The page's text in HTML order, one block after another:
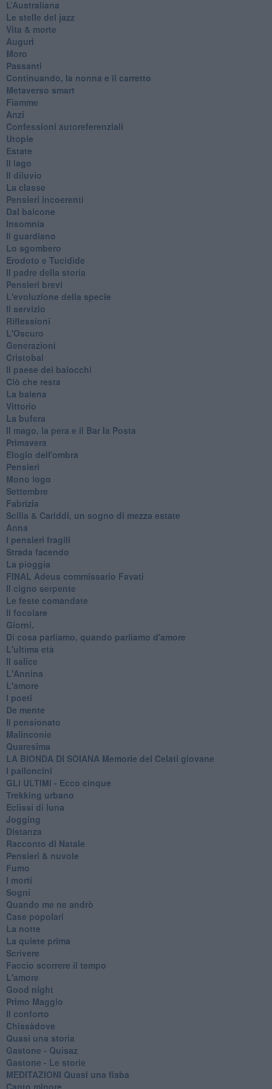
​L’Australiana
Le stelle del jazz
Vita & morte
Auguri
Moro
Passanti
Continuando, la nonna e il carretto
Metaverso smart
Fiamme
Anzi
Confessioni autoreferenziali
Utopie
Estate
Il lago
Il diluvio
La classe
Pensieri incoerenti
Dal balcone
Insomnia
Il guardiano
Lo sgombero
Erodoto e Tucidide
Il padre della storia
Pensieri brevi
L'evoluzione della specie
Il servizio
Riflessioni
L'Oscuro
Generazioni
Cristobal
Il paese dei balocchi
Ciò che resta
La balena
Vittorio
La bufera
Il mago, la pera e il Bar la Posta
Primavera
Elogio dell'ombra
Pensieri
Mono logo
Settembre
Fabrizia
​Scilla & Cariddi, un sogno di mezza estate
Anna
I pensieri fragili
Strada facendo
La pioggia
FINAL Adeus commissario Favati
Il cigno serpente
Le feste comandate
Il focolare
Giorni.
Di cosa parliamo, quando parliamo d'amore
L'ultima età
Il salice
L'Annina
L'amore
I poeti
De mente
Il pensionato
Malinconie
Quaresima
LA BIONDA DI SOIANA Memorie del Celati giovane
I palloncini
GLI ULTIMI - Ecco cinque
Trekking urbano
Eclissi di luna
Jogging
Distanza
Racconto di Natale
Pensieri & nuvole
Fumo
I morti
Sogni
Quando me ne andrò
Case popolari
La notte
La quiete prima
Scrivere
Faccio scorrere il tempo
L'amore
Good night
Primo Maggio
Il conforto
Chissàdove
Quasi una storia
Gastone - Quisaz
Gastone - Le storie
MEDITAZIONI Quasi una fiaba
Canto minore